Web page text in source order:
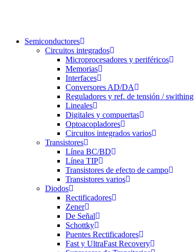
Semiconductores
Circuitos integrados
Microprocesadores y periféricos
Memorias
Interfaces
Conversores AD/DA
Reguladores y ref. de tensión / swithing
Lineales
Digitales y compuertas
Optoacopladores
Circuitos integrados varios
Transistores
Línea BC/BD
Línea TIP
Transistores de efecto de campo
Transistores varios
Diodos
Rectificadores
Zener
De Señal
Schottky
Puentes Rectificadores
Fast y UltraFast Recovery